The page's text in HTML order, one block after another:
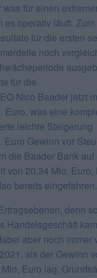
was für einen
es operativ läuft.
für die ersten
noch
für die
Nico Baader jetzt
Euro, was eine
leichte Steigerung
Gewinn vor
die Baader Bank auf
von 20,34 Mio. Euro,
bereits eingefahren.
denn
Handelsgeschäft
aber noch immer
als der Gewinn
Euro lag.